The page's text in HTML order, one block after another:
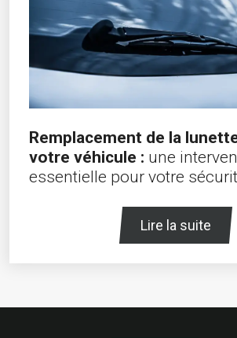
Remplacement de la
votre véhicule : une
essentielle pour votre
Lire la suite